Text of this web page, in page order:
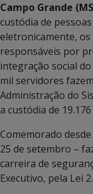
Campo Grande
custódia de
eletronicamente,
responsáveis por
integração social
mil servidores
Administração do
a custódia de
Comemorado
25 de setembro –
carreira de
Executivo, pela Lei